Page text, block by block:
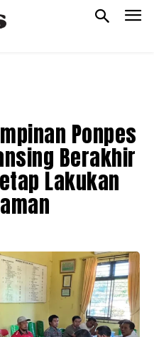
Ponpes
Berakhir
Lakukan